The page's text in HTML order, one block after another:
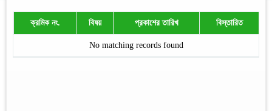
ক্রমিক নং. বিষয় প্রকাশের তারিখ বিস্তারিত
No matching records found